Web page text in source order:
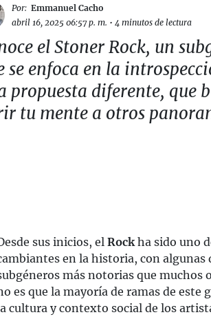
Por: Emmanuel Cacho
abril 16, 2025 06:57 p. m. • 4 minutos de lectura
el Stoner Rock, un
se enfoca en la
propuesta diferente, que
tu mente a otros
sus inicios, el Rockha sido uno
en la historia, con algunas
más notorias que muchos
es que la mayoría de ramas de este
cultura y contexto social de los